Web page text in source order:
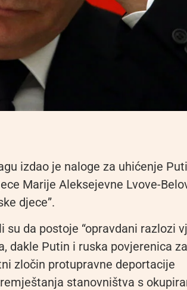
izdao je naloge za uhićenje
Marije Aleksejevne Lvove-
djece”.
su da postoje “opravdani razlozi
dakle Putin i ruska povjerenica
zločin protupravne deportacije
stanovništva s